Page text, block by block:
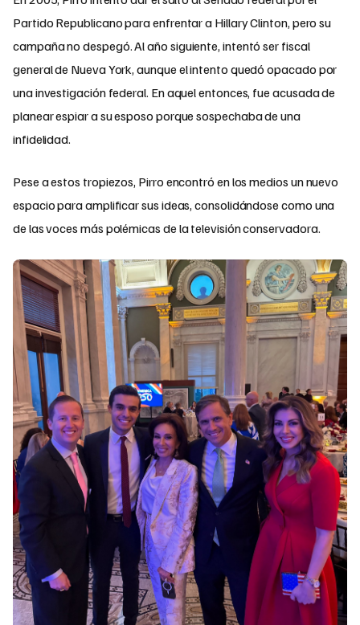
Partido Republicano para enfrentar a Hillary Clinton, pero su
campaña no despegó. Al año siguiente, intentó ser fiscal
general de Nueva York, aunque el intento quedó opacado por
una investigación federal. En aquel entonces, fue acusada de
planear espiar a su esposo porque sospechaba de una
infidelidad.
Pese a estos tropiezos, Pirro encontró en los medios un nuevo
espacio para amplificar sus ideas, consolidándose como una
de las voces más polémicas de la televisión conservadora.